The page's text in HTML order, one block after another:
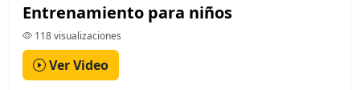
Entrenamiento para niños
118 visualizaciones
Ver Video